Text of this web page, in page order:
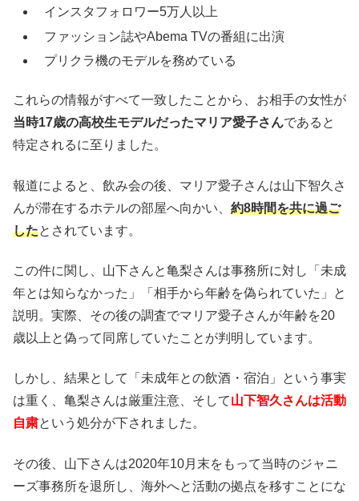
インスタフォロワー5万人以上
ファッション誌やAbema TVの番組に出演
プリクラ機のモデルを務めている
これらの情報がすべて一致したことから、お相手の女性が
当時17歳の高校生モデルだったマリア愛子さんであると
特定されるに至りました。
報道によると、飲み会の後、マリア愛子さんは山下智久さ
んが滞在するホテルの部屋へ向かい、 約8時間を共に過ご
したとされています。
この件に関し、山下さんと亀梨さんは事務所に対し「未成
年とは知らなかった」「相手から年齢を偽られていた」と
説明。実際、その後の調査でマリア愛子さんが年齢を20
歳以上と偽って同席していたことが判明しています。
しかし、結果として「未成年との飲酒・宿泊」という事実
は重く、亀梨さんは厳重注意、そして山下智久さんは活動
自粛という処分が下されました。
その後、山下さんは2020年10月末をもって当時のジャニ
ーズ事務所を退所し、海外へと活動の拠点を移すことにな